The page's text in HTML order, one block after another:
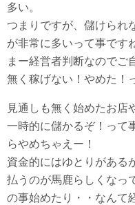
多い。
つまりですが、儲けられ
が非常に多いって事です
まー経営者判断なのでご
無く稼げない！やめた！
見通しも無く始めたお店
一時的に儲かるぞ！って
らやめちゃえー！
資金的にはゆとりがある
払うのが馬鹿らしくなっ
の事始めたり・・なんて